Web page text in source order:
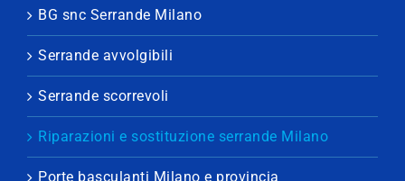
BG snc Serrande Milano
Serrande avvolgibili
Serrande scorrevoli
Riparazioni e sostituzione serrande Milano
Porte basculanti Milano e provincia